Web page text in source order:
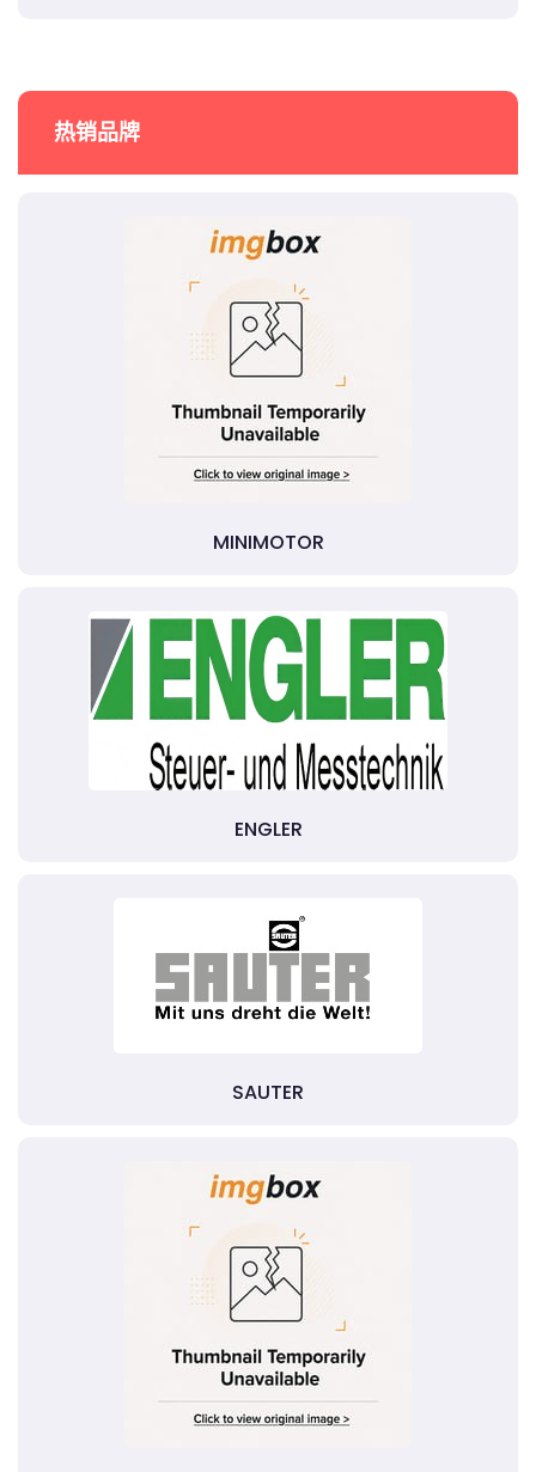
热销品牌
MINIMOTOR
ENGLER
SAUTER